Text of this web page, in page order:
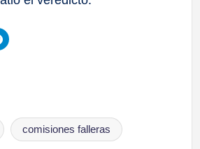
comisiones falleras